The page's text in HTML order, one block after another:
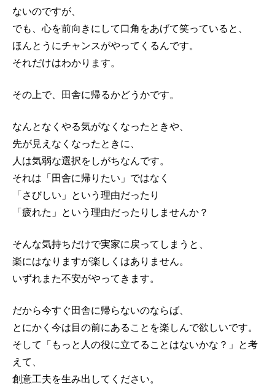
ないのですが、
でも、心を前向きにして口角をあげて笑っていると、
ほんとうにチャンスがやってくるんです。
それだけはわかります。
その上で、田舎に帰るかどうかです。
なんとなくやる気がなくなったときや、
先が見えなくなったときに、
人は気弱な選択をしがちなんです。
それは「田舎に帰りたい」ではなく
「さびしい」という理由だったり
「疲れた」という理由だったりしませんか？
そんな気持ちだけで実家に戻ってしまうと、
楽にはなりますが楽しくはありません。
いずれまた不安がやってきます。
だから今すぐ田舎に帰らないのならば、
とにかく今は目の前にあることを楽しんで欲しいです。
そして「もっと人の役に立てることはないかな？」と考
えて、
創意工夫を生み出してください。